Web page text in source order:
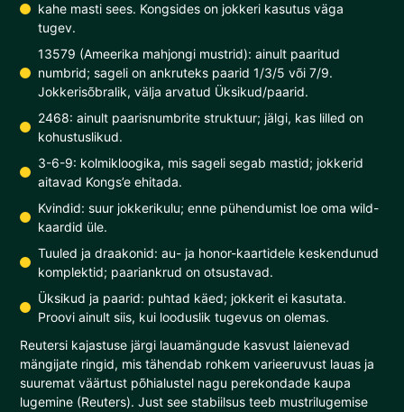
kahe masti sees. Kongsides on jokkeri kasutus väga
tugev.
13579 (Ameerika mahjongi mustrid): ainult paaritud
numbrid; sageli on ankruteks paarid 1/3/5 või 7/9.
Jokkerisõbralik, välja arvatud Üksikud/paarid.
2468: ainult paarisnumbrite struktuur; jälgi, kas lilled on
kohustuslikud.
3-6-9: kolmikloogika, mis sageli segab mastid; jokkerid
aitavad Kongs’e ehitada.
Kvindid: suur jokkerikulu; enne pühendumist loe oma wild-
kaardid üle.
Tuuled ja draakonid: au- ja honor-kaartidele keskendunud
komplektid; paariankrud on otsustavad.
Üksikud ja paarid: puhtad käed; jokkerit ei kasutata.
Proovi ainult siis, kui looduslik tugevus on olemas.
Reutersi kajastuse järgi lauamängude kasvust laienevad
mängijate ringid, mis tähendab rohkem varieeruvust lauas ja
suuremat väärtust põhialustel nagu perekondade kaupa
lugemine (Reuters). Just see stabiilsus teeb mustrilugemise